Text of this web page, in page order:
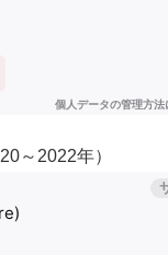
～2022年）